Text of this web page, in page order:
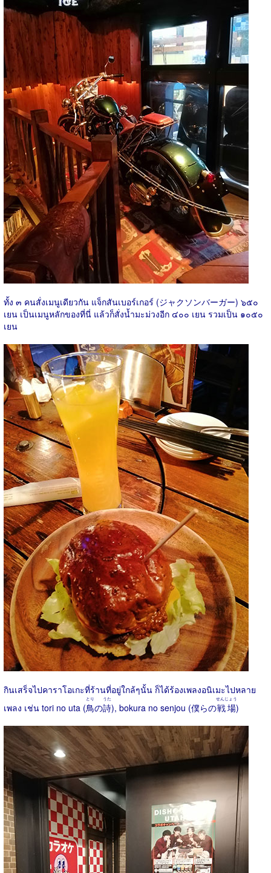
ทั้ง ๓ คนสั่งเมนูเดียวกัน แจ็กสันเบอร์เกอร์ (ジャクソンバーガー) ๖๕๐
เยน เป็นเมนูหลักของที่นี่ แล้วก็สั่งน้ำมะม่วงอีก ๔๐๐ เยน รวมเป็น ๑๐๕๐
เยน
กินเสร็จไปคาราโอเกะที่ร้านที่อยู่ใกล้ๆนั้น ก็ได้ร้องเพลงอนิเมะไปหลาย
เพลง เช่น tori no uta (鳥
とり
の詩
うた
), bokura no senjou (僕らの戦場
せんじょう
)